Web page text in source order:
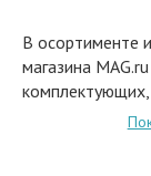
В осортименте
магазина
ноутбуки,